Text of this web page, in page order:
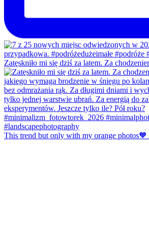
Zatęskniło mi się dziś za latem. Za
This trend but only with my orange photos🧡